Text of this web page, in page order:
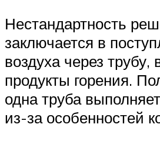
Нестандартность
заключается в
воздуха через
продукты горения.
одна труба
из-за особенностей